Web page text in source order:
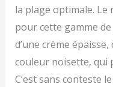
la plage optimale.
pour cette gamme
d’une crème
couleur noisette, qui
C’est sans conteste